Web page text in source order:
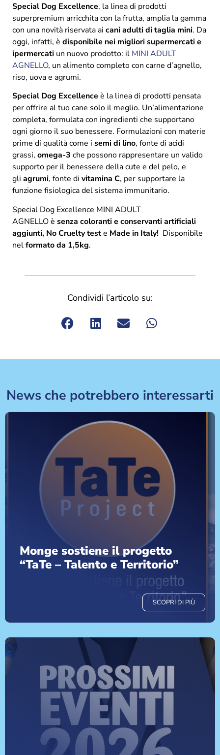
Special Dog Excellence, la linea di prodotti
superpremium arricchita con la frutta, amplia la gamma
con una novità riservata ai cani adulti di taglia mini. Da
oggi, infatti, è disponibile nei migliori supermercati e
ipermercati un nuovo prodotto: il MINI ADULT
AGNELLO, un alimento completo con carne d’agnello,
riso, uova e agrumi.
Special Dog Excellence è la linea di prodotti pensata
per offrire al tuo cane solo il meglio. Un’alimentazione
completa, formulata con ingredienti che supportano
ogni giorno il suo benessere. Formulazioni con materie
prime di qualità come i semi di lino, fonte di acidi
grassi, omega-3 che possono rappresentare un valido
supporto per il benessere della cute e del pelo, e
gli agrumi, fonte di vitamina C, per supportare la
funzione fisiologica del sistema immunitario.
Special Dog Excellence MINI ADULT
AGNELLO è senza coloranti e conservanti artificiali
aggiunti, No Cruelty teste Made in Italy! Disponibile
nelformato da 1,5kg.
Condividi l’articolo su:
News che potrebbero interessarti
Monge sostiene il progetto
“TaTe – Talento e Territorio”
SCOPRI DI PIÙ